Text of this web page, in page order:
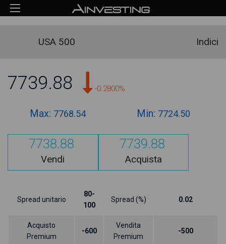
USA 500 Indici
7739.88 -0.2800%
Max: 7768.54 Min: 7724.50
7738.88
Vendi
7739.88
Acquista
Spread unitario
80-
100
Spread (%) 0.02
Acquisto
Premium
-600
Vendita
Premium
-500